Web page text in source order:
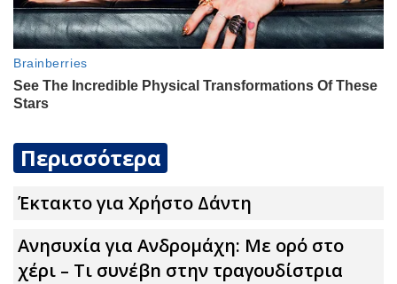
Περισσότερα
Έκτακτο για Χρήστο Δάντη
Ανησυxία για Ανδρομάχη: Με ορό στο
χέρι – Τι συνέβn στην τραγουδίστρια